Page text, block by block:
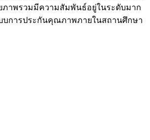
ภาพรวมมีความสัมพันธ์อยู่ในระดับมาก
การประกันคุณภาพภายในสถานศึกษา